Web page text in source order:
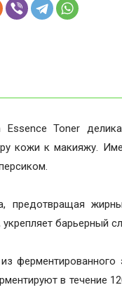
Toner
кожи к макияжу.
предотвращая
барьерный
ферментированного
в течение